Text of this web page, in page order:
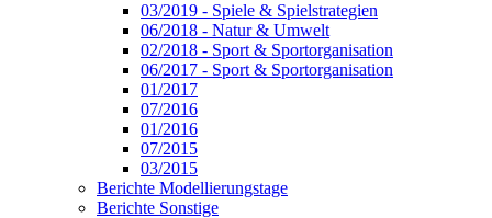
03/2019 - Spiele & Spielstrategien
06/2018 - Natur & Umwelt
02/2018 - Sport & Sportorganisation
06/2017 - Sport & Sportorganisation
01/2017
07/2016
01/2016
07/2015
03/2015
Berichte Modellierungstage
Berichte Sonstige